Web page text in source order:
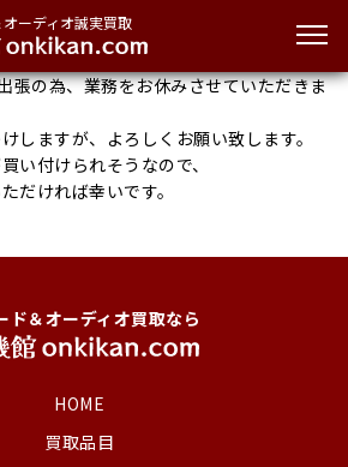
オーディオ誠実買取
張の為、業務をお休みさせていただきま
しますが、よろしくお願い致します。
い付けられそうなので、
だければ幸いです。
ド＆オーディオ買取なら
HOME
買取品目